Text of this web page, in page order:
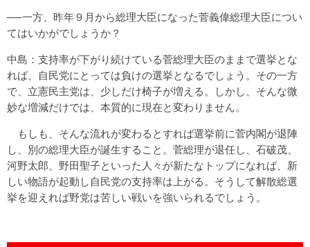
──一方、昨年９月から総理大臣になった菅義偉総理大臣につい
てはいかがでしょうか？
中島：支持率が下がり続けている菅総理大臣のままで選挙とな
れば、自民党にとっては負けの選挙となるでしょう。その一方
で、立憲民主党は、少しだけ椅子が増える。しかし、そんな微
妙な増減だけでは、本質的に現在と変わりません。
もしも、そんな流れが変わるとすれば選挙前に菅内閣が退陣
し、別の総理大臣が誕生すること。菅総理が退任し、石破茂、
河野太郎、野田聖子といった人々が新たなトップになれば、新
しい物語が起動し自民党の支持率は上がる。そうして解散総選
挙を迎えれば野党は苦しい戦いを強いられるでしょう。